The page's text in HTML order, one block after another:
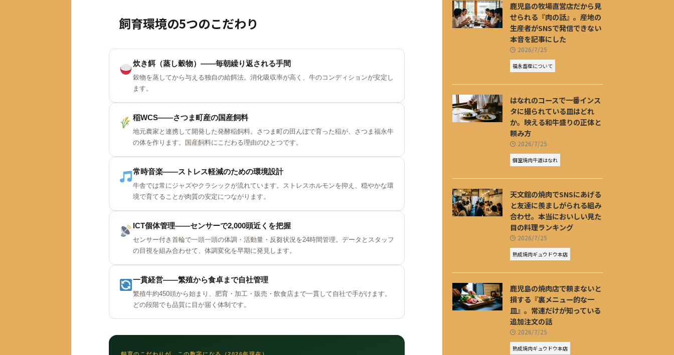
飼育環境の5つのこだわり
炊き餌（蒸し穀物）——毎朝繰り返される手間
穀物を蒸してから与える独自の給餌法。消化吸収率が高く、牛のコンディションが安定し
ます。
稲WCS——さつま町産の国産飼料
地元農家と連携して開発した発酵稲飼料。さつま町の田んぼで育った稲が、さつま福永牛
の体を作ります。国産飼料にこだわる理由のひとつです。
常時音楽——ストレス軽減のための環境設計
牛舎では常にジャズやクラシックが流れています。ストレスホルモンを抑え、穏やかな環
境で育てることが肉質の安定につながります。
ICT個体管理——センサーで2,000頭近くを把握
センサー付き首輪で一頭一頭の体調・活動量・反芻状況を24時間管理。データとスタッフ
の目視を組み合わせて、体調変化を早期に発見します。
一貫経営——繁殖から食卓まで自社管理
繁殖牛約450頭から始まり、肥育・加工・販売・飲食店まで一貫して自社で手がけます。
どの段階でも品質に目が届く体制です。
鹿児島の牧場直営店だから見
せられる『肉の話』。産地の
生産者がSNSで発信できない
本音を記事にした
2026/7/25
福永畜産について
はなれのコースで一番インス
タに撮られている皿はどれ
か。映える和牛盛りの正体と
頼み方
2026/7/25
個室焼肉牛道はなれ
天文館の焼肉でSNSにあげる
と友達に羨ましがられる組み
合わせ。本当においしい見た
目の料理ランキング
2026/7/25
熟成焼肉ギュウドウ本店
鹿児島の焼肉店で頼まないと
損する『裏メニュー的な一
皿』。常連だけが知っている
追加注文の話
2026/7/25
熟成焼肉ギュウドウ本店